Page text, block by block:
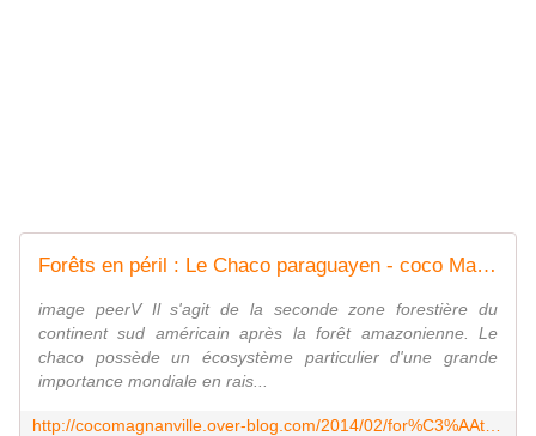
Forêts en péril : Le Chaco paraguayen - coco Magnanville
image peerV Il s'agit de la seconde zone forestière du
continent sud américain après la forêt amazonienne. Le
chaco possède un écosystème particulier d'une grande
importance mondiale en rais...